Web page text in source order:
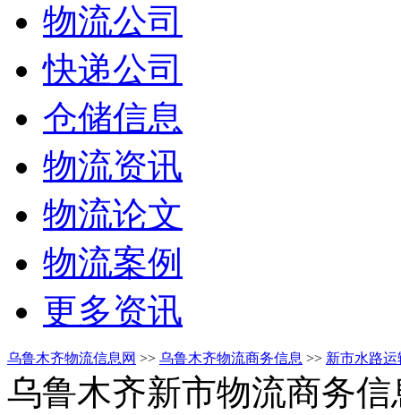
物流公司
快递公司
仓储信息
物流资讯
物流论文
物流案例
更多资讯
乌鲁木齐物流信息网 >> 乌鲁木齐物流商务信息 >> 新市水路
乌鲁木齐新市物流商务信